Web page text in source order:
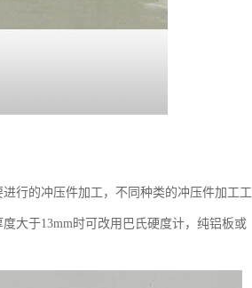
行的冲压件加工，不同种类的冲压件加工工
大于13mm时可改用巴氏硬度计，纯铝板或